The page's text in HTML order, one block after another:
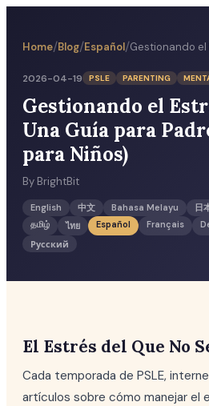
Home/Blog/Español/
2026-04-19 PSLE PARENTING
Gestionando el
Una Guía para
para Niños)
By BrightBit
English 中文 Bahasa Melayu 日
தமிழ்
ไทย Español Français
Русский
El Estrés del Que No
Cada temporada de PSLE,
artículos sobre cómo manejar el